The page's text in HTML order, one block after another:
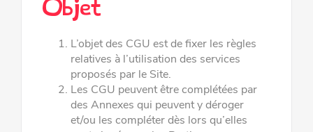
Objet
L’objet des CGU est de fixer les règles
relatives à l’utilisation des services
proposés par le Site.
Les CGU peuvent être complétées par
des Annexes qui peuvent y déroger
et/ou les compléter dès lors qu’elles